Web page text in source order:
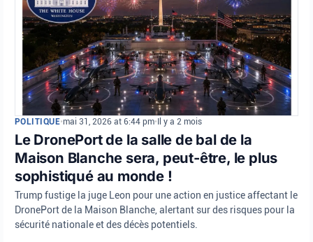
POLITIQUE•mai 31, 2026 at 6:44 pm•Il y a 2 mois
Le DronePort de la salle de bal de la
Maison Blanche sera, peut-être, le plus
sophistiqué au monde !
Trump fustige la juge Leon pour une action en justice affectant le
DronePort de la Maison Blanche, alertant sur des risques pour la
sécurité nationale et des décès potentiels.